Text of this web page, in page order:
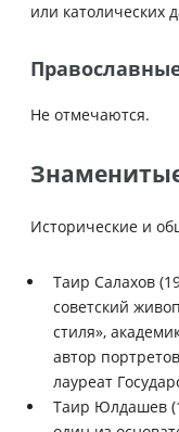
или католических
Не отмечаются.
Исторические и
Таир Салахов
советский
стиля»,
автор
лауреат
Таир Юлдашев